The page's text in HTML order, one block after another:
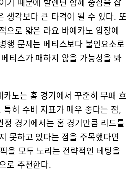
기 때문에 발렌틴 함께 중심을 잡
생각보다 큰 타격이 될 수 있다. 또
으로 얇은 라요 바예카노 입장에
행 문제는 베티스보다 불안요소로
티스가 패하지 않을 가능성을 봐
카노는 홈 경기에서 꾸준히 무패 흐
특히 수비 지표가 매우 좋다는 점,
정 경기에서는 홈 경기만큼 리드를
못하고 있다는 점을 주목했다면
을 모두 노리는 전략적인 베팅을
로 추천한다.